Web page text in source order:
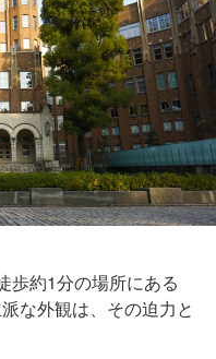
歩約1分の場所にある
な外観は、その迫力と